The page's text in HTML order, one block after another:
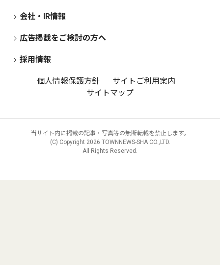
会社・IR情報
広告掲載をご検討の方へ
採用情報
個人情報保護方針
サイトご利用案内
サイトマップ
当サイト内に掲載の記事・写真等の無断転載を禁止します。
(C) Copyright 2026 TOWNNEWS-SHA CO.,LTD.
All Rights Reserved.